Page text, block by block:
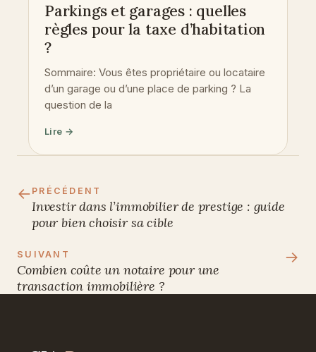
Parkings et garages : quelles
règles pour la taxe d’habitation
?
Sommaire: Vous êtes propriétaire ou locataire
d’un garage ou d’une place de parking ? La
question de la
Lire →
← PRÉCÉDENT
Investir dans l’immobilier de prestige : guide
pour bien choisir sa cible
SUIVANT
Combien coûte un notaire pour une
transaction immobilière ?
→